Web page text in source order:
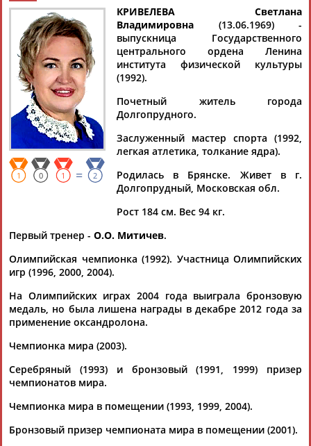
Аслаудин
АБАЕВ
Елена
АБАИМОВА
Мария
АБАКУМОВА
Юлия
АБАЛАКИНА
Дмитрий
АБАРЕНОВ
Тамилла
АБАСОВА
Рамазан
Татьяна
АББЯСОВА
Акжана
АБДИКАРИМОВА
Легкая атлетика
1 0 1 = 2
КРИВЕЛЕВА Светлана
Владимировна (13.06.1969) -
выпускница Государственного
центрального ордена Ленина
института физической культуры
(1992).
Почетный житель города
Долгопрудного.
Заслуженный мастер спорта (1992,
легкая атлетика, толкание ядра).
Родилась в Брянске. Живет в г.
Долгопрудный, Московская обл.
Рост 184 см. Вес 94 кг.
Первый тренер - О.О. Митичев.
Олимпийская чемпионка (1992). Участница Олимпийских
игр (1996, 2000, 2004).
На Олимпийских играх 2004 года выиграла бронзовую
медаль, но была лишена награды в декабре 2012 года за
применение оксандролона.
Чемпионка мира (2003).
Серебряный (1993) и бронзовый (1991, 1999) призер
чемпионатов мира.
Чемпионка мира в помещении (1993, 1999, 2004).
Бронзовый призер чемпионата мира в помещении (2001).